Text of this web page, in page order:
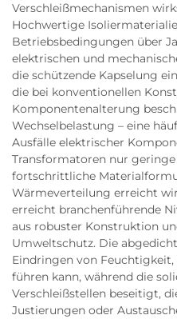
Verschleißmechanismen
Hochwertige
Betriebsbedingungen über
elektrischen und
die schützende Kapselung
die bei konventionellen
Komponentenalterung
Wechselbelastung – eine
Ausfälle elektrischer
Transformatoren nur
fortschrittliche
Wärmeverteilung erreicht
erreicht branchenführende
aus robuster Konstruktion
Umweltschutz. Die
Eindringen von Feuchtigkeit,
führen kann, während die
Verschleißstellen beseitigt,
Justierungen oder